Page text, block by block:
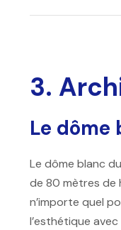
3.
Le dôme
Le dôme blanc
de 80 mètres de
n’importe quel
l’esthétique